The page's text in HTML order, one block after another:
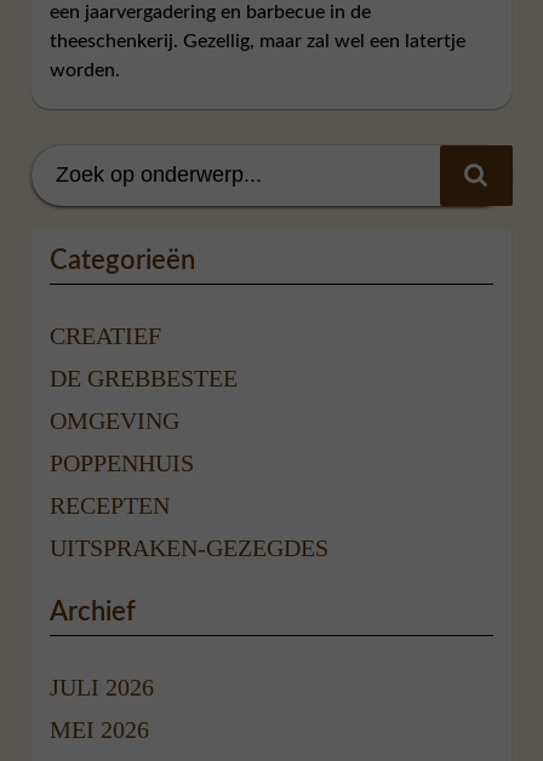
een jaarvergadering en barbecue in de
theeschenkerij. Gezellig, maar zal wel een latertje
worden.
Categorieën
CREATIEF
DE GREBBESTEE
OMGEVING
POPPENHUIS
RECEPTEN
UITSPRAKEN-GEZEGDES
Archief
JULI 2026
MEI 2026